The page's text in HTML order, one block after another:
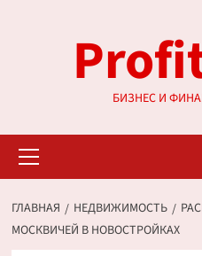
содержимому
БИЗНЕС И
меню
ГЛАВНАЯ НЕДВИЖИМОСТЬ
МОСКВИЧЕЙ В НОВОСТРОЙКАХ